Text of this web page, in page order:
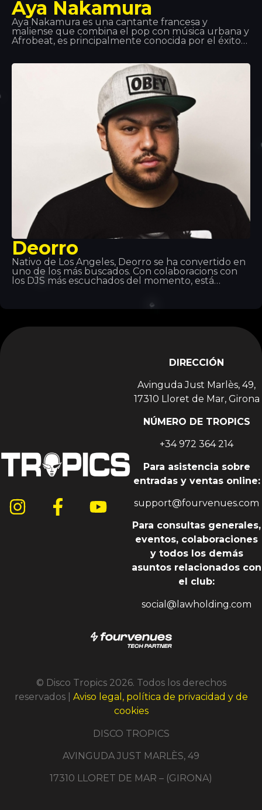
Aya Nakamura
Aya Nakamura es una cantante francesa y
maliense que combina el pop con música urbana y
Afrobeat, es principalmente conocida por el éxito
en 2018.
Deorro
Nativo de Los Ángeles, Deorro se ha convertido en
uno de los más buscados. Con colaboracions con
los DJS más escuchados del momento, está
técnica en los mejores eventos mundiales de
en Tropics.
DIRECCIÓN
Avinguda Just Marlès, 49,
17310 Lloret de Mar, Girona
NÚMERO DE TROPICS
+34 972 364 214
Para asistencia sobre
entradas y ventas online:
support@fourvenues.com
Para consultas generales,
eventos, colaboraciones
y todos los demás
asuntos relacionados con
el club:
social@lawholding.com
© Disco Tropics 2026. Todos los derechos
reservados | Aviso legal, política de privacidad y de
cookies
DISCO TROPICS
AVINGUDA JUST MARLÈS, 49
17310 LLORET DE MAR – (GIRONA)